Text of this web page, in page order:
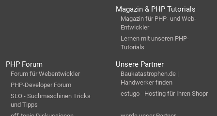
Magazin & PHP Tutorials
Magazin für PHP- und Web-
Entwickler
Lernen mit unseren PHP-
Tutorials
PHP Forum
Forum für Webentwickler
PHP-Developer Forum
SEO - Suchmaschinen Tricks
und Tipps
Unsere Partner
Baukatastrophen.de |
Handwerker finden
estugo - Hosting für Ihren Shopr